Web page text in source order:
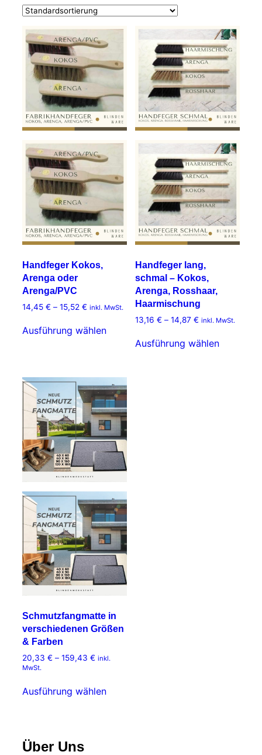
Handfeger Kokos,
Arenga oder
Arenga/PVC
14,45 € – 15,52 € Preisspanne:
bis
15,52 €
inkl. MwSt.
Ausführung wählen
Dieses
auf.
Die
Optionen
können
auf
der
Produktseite
gewählt
werden
Handfeger lang,
schmal – Kokos,
Arenga, Rosshaar,
Haarmischung
13,16€ –14,87€ Preisspanne:
bis
14,87 €
inkl. MwSt.
Ausführung wählen
Schmutzfangmatte in
verschiedenen Größen
& Farben
20,33 € – 159,43 € Preisspanne:
inkl.
MwSt.
Ausführung wählen
Über Uns